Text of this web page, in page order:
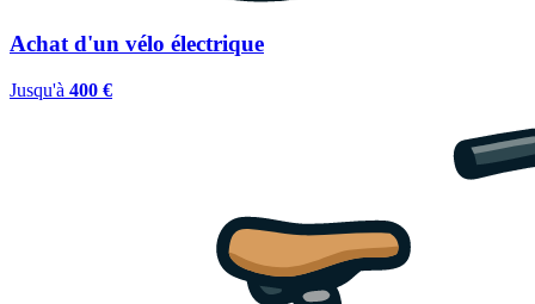
Achat d'un vélo électrique
Jusqu'à 400 €